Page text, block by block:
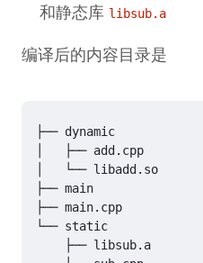
和静态库 libsub.a
编译后的内容目录是